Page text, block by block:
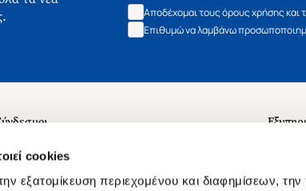
cookies
εξατομίκευση περιεχομένου και διαφημίσεων,
Αποδέχομαι τους όρους χρήσης και
Επιθυμώ να λαμβάνω
εμάς